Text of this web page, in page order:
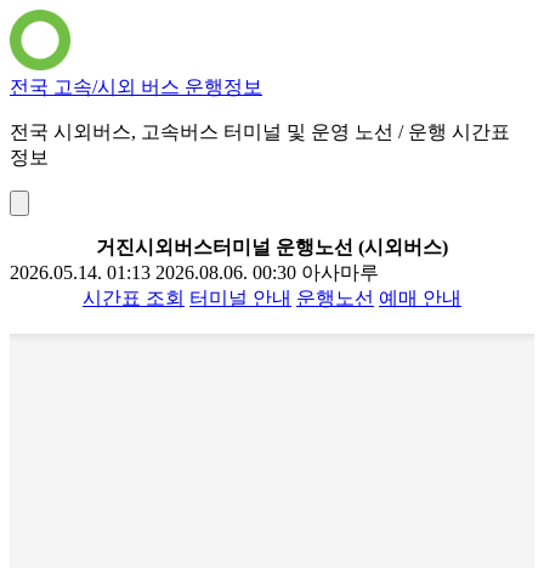
전국 고속/시외 버스 운행정보
전국 시외버스, 고속버스 터미널 및 운영 노선 / 운행 시간표
정보
거진시외버스터미널 운행노선 (시외버스)
2026.05.14. 01:13 2026.08.06. 00:30 아사마루
시간표 조회 터미널 안내 운행노선 예매 안내